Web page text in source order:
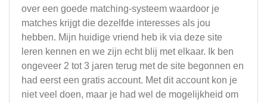
over een goede matching-systeem waardoor je
matches krijgt die dezelfde interesses als jou
hebben. Mijn huidige vriend heb ik via deze site
leren kennen en we zijn echt blij met elkaar. Ik ben
ongeveer 2 tot 3 jaren terug met de site begonnen en
had eerst een gratis account. Met dit account kon je
niet veel doen, maar je had wel de mogelijkheid om